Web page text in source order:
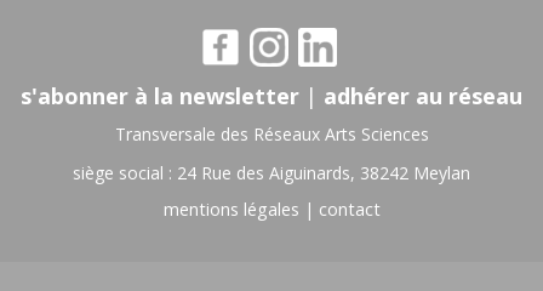
s'abonner à la newsletter | adhérer au réseau
Transversale des Réseaux Arts Sciences
siège social : 24 Rue des Aiguinards, 38242 Meylan
mentions légales | contact